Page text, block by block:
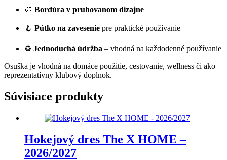
🎨 Bordúra v pruhovanom dizajne
🪝 Pútko na zavesenie pre praktické používanie
♻️ Jednoduchá údržba – vhodná na každodenné používanie
Osuška je vhodná na domáce použitie, cestovanie, wellness či ako
reprezentatívny klubový doplnok.
Súvisiace produkty
Hokejový dres The X HOME –
2026/2027